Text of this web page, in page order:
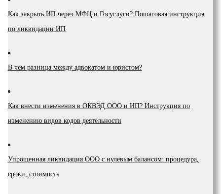
Как закрыть ИП через МФЦ и Госуслуги? Пошаговая инструкция
по ликвидации ИП
В чем разница между адвокатом и юристом?
Как внести изменения в ОКВЭД ООО и ИП? Инструкция по
изменению видов кодов деятельности
Упрощенная ликвидация ООО с нулевым балансом: процедура,
сроки, стоимость